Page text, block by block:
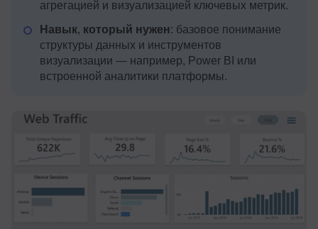
агрегацией и визуализацией ключевых метрик.
Навык, который нужен: базовое понимание
структуры данных и инструментов
визуализации — например, Power BI или
встроенной аналитики платформы.